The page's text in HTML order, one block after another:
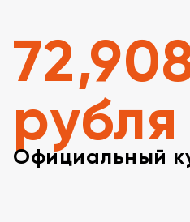
рубля
Официальный